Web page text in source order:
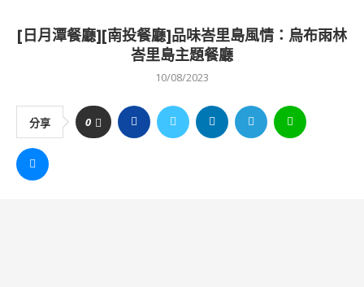
[日月潭餐廳][南投餐廳]品味峇里島風情：烏布雨林
峇里島主題餐廳
10/08/2023
分享 0